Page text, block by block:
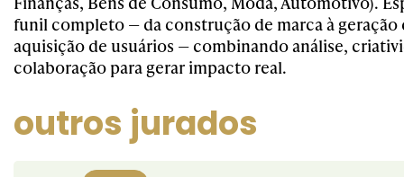
funil completo — da construção de marca à geração
aquisição de usuários — combinando análise,
colaboração para gerar impacto real.
outros jurados